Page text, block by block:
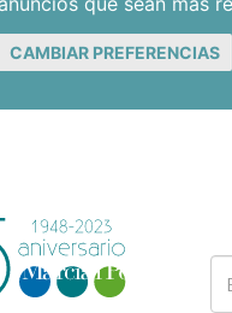
CAMBIAR PREFERENCIAS